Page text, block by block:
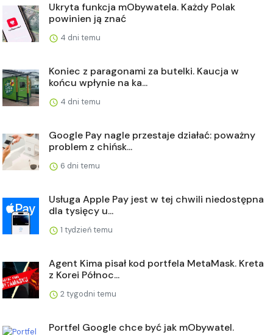
Ukryta funkcja mObywatela. Każdy Polak
powinien ją znać
4 dni temu
Koniec z paragonami za butelki. Kaucja w
końcu wpłynie na ka...
4 dni temu
Google Pay nagle przestaje działać: poważny
problem z chińsk...
6 dni temu
Usługa Apple Pay jest w tej chwili niedostępna
dla tysięcy u...
1 tydzień temu
Agent Kima pisał kod portfela MetaMask. Kreta
z Korei Północ...
2 tygodni temu
Portfel Google chce być jak mObywatel.